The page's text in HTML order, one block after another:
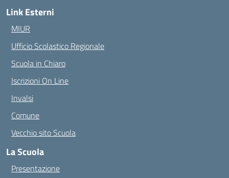
Link Esterni
MIUR
Ufficio Scolastico Regionale
Scuola in Chiaro
Iscrizioni On Line
Invalsi
Comune
Vecchio sito Scuola
La Scuola
Presentazione